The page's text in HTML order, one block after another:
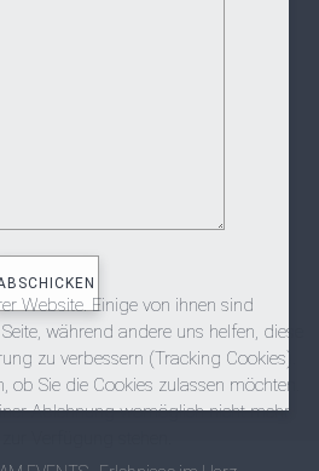
Website. Einige von ihnen sind
während andere uns helfen, diese
zu verbessern (Tracking Cookies).
ob Sie die Cookies zulassen möchten.
Ablehnung womöglich nicht mehr